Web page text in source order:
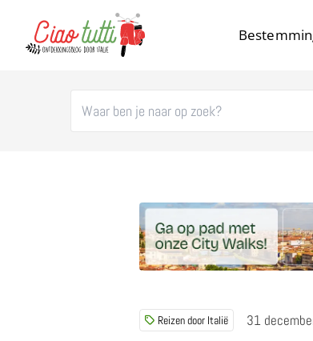
Reizen door Italië 31